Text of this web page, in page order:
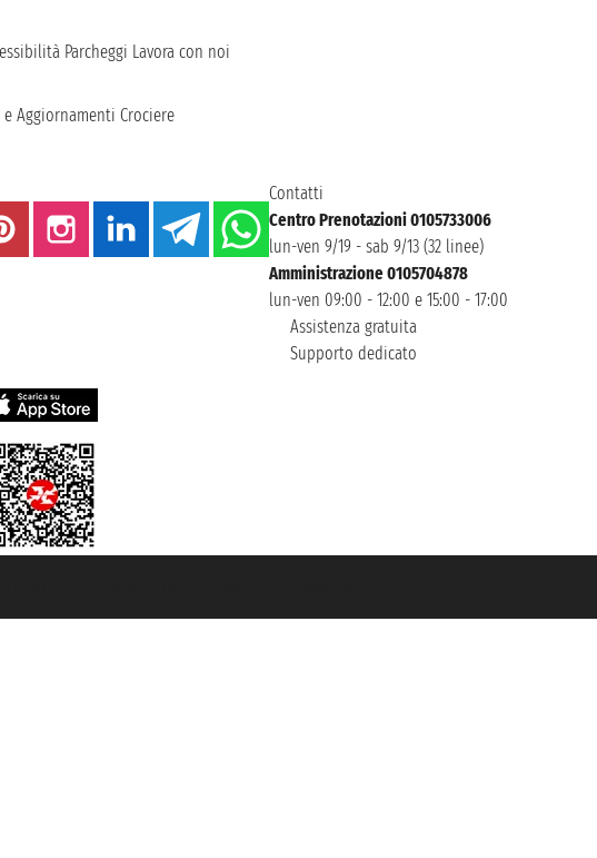
Parcheggi Lavora con noi
e Aggiornamenti Crociere
Contatti
Centro Prenotazioni 0105733006
lun-ven 9/19 - sab 9/13 (32 linee)
Amministrazione 0105704878
lun-ven 09:00 - 12:00 e 15:00 - 17:00
Assistenza gratuita
Supporto dedicato